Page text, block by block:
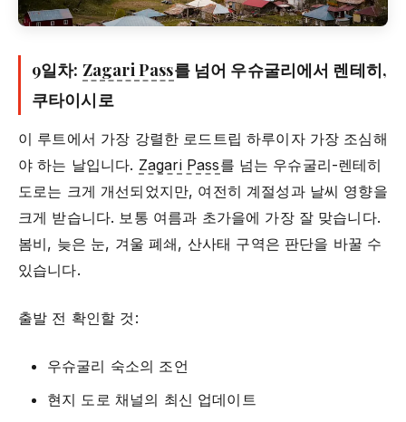
9일차: Zagari Pass를 넘어 우슈굴리에서 렌테히,
쿠타이시로
이 루트에서 가장 강렬한 로드트립 하루이자 가장 조심해
야 하는 날입니다. Zagari Pass를 넘는 우슈굴리-렌테히
도로는 크게 개선되었지만, 여전히 계절성과 날씨 영향을
크게 받습니다. 보통 여름과 초가을에 가장 잘 맞습니다.
봄비, 늦은 눈, 겨울 폐쇄, 산사태 구역은 판단을 바꿀 수
있습니다.
출발 전 확인할 것:
우슈굴리 숙소의 조언
현지 도로 채널의 최신 업데이트